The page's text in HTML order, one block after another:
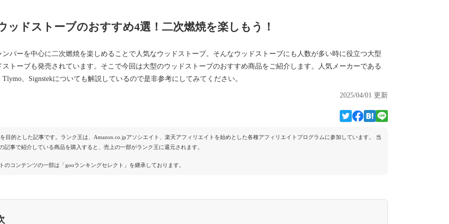
ッドストーブのおすすめ4選！二次燃焼を楽しもう！
ンパーを中心に二次燃焼を楽しめることで人気なウッドストーブ。そんなウッドストーブにも人数が多い時に役立つ大型
ストーブも発売されています。そこで今回は大型のウッドストーブのおすすめ商品をご紹介します。人気メーカーである
Tlymo、Signstekについても解説しているので是非参考にしてみてください。
2025/04/01 更新
目的とした記事です。ランク王は、Amazon.co.jpアソシエイト、楽天アフィリエイトを始めとした各種アフィリエイトプログラムに参加しています。 当
記事で紹介している商品を購入すると、売上の一部がランク王に還元されます。
のコンテンツの一部は「gooランキングセレクト」を継承しております。